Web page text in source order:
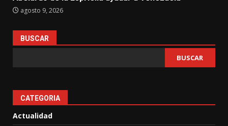
agosto 9, 2026
BUSCAR
BUSCAR
CATEGORIA
Actualidad